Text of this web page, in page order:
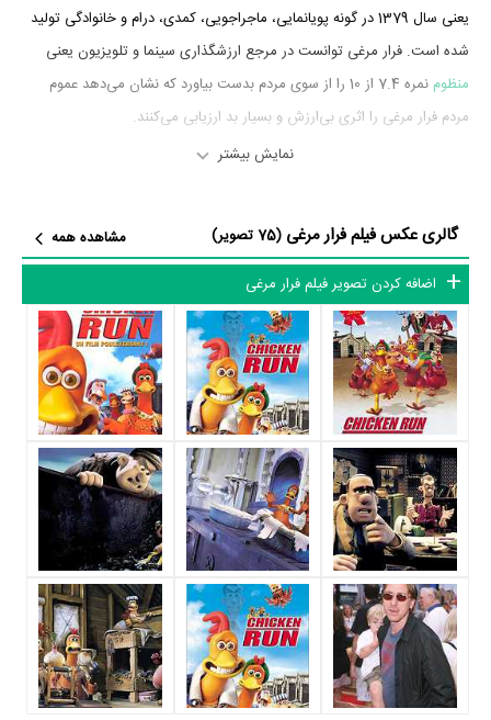
یعنی سال 1379 در گونه پویانمایی، ماجراجویی، کمدی، درام و خانوادگی تولید
شده است. فرار مرغی توانست در مرجع ارزشگذاری سینما و تلویزیون یعنی
منظوم
نمره 7.4 از 10 را از سوی مردم بدست بیاورد که نشان می‌دهد عموم
مردم فرار مرغی را اثری بی‌ارزش و بسیار بد ارزیابی می‌کنند.
از محتوا و داستان فیلم فرار مرغی چقدر اطلاع دارید؟ فیلم‌نامه فرار مرغی توسط
Nick Parkوپیتر لردنوشته شده است.
در خلاصه داستانی که یا از سوی تیم رسانه‌ای اثر و یا توسط دیگر رسانه‌ها درباره
داستان فرار مرغی منتشر شده است، می‌خوانیم: ««خانم توييدي» يک مرغ
داري را مي گرداند که اکثر ساکنانش به زندگي کوتاه و يک نواخت شان، يعني
تخم گذاشتن و سرانجام به غذاي اصلي روز يکشنبه ي آدم ها تبديل شدن، تن
داده اند. اما «جينجر» به دنبال زندگي بهتري است و مدت هاست به دنبال راهي
براي فرار مي گردد...»
فیلم فرار مرغی از نظر ساختار (فرم)، محتوا و محیط تولید، به آثار مختلفی
شباهت دارد. با توجه به شاخص‌های متعدد و گوناگونی می‌توان گفت آثار
مرتبط فیلم فرار مرغی عبارت است از: .
فیلم فرار مرغی و کارنامه فعالیت کارگردان و بازیگران
از نظر تاریخچه فعالیت کارگردان و بازیگران فیلم فرار مرغی نیز آمارها و نکات
نمایش بیشتر
گالری عکس فیلم فرار مرغی (75 تصویر)
مشاهده همه
اضافه کردن تصویر فیلم فرار مرغی